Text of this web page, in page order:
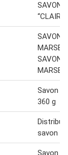
SAVON
“CLAIR”
SAVONS
SAVON
Savon
360 g
savon
Savon